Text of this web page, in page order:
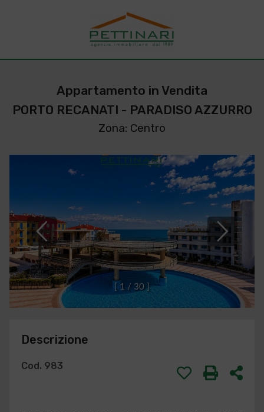
Appartamento in Vendita
PORTO RECANATI - PARADISO AZZURRO
Zona: Centro
1 / 30 ]
Descrizione
Cod. 983